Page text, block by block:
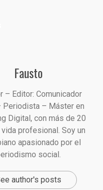
Fausto
– Editor: Comunicador
Periodista – Máster en
Digital, con más de 20
profesional. Soy un
apasionado por el
social.
author's posts